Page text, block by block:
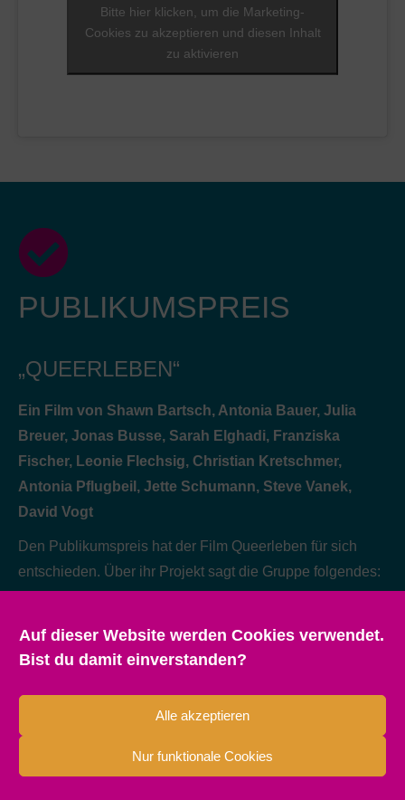
Auf dieser Website werden Cookies verwendet.
Bist du damit einverstanden?
Alle akzeptieren
Nur funktionale Cookies
Bitte hier klicken, um die Marketing-
Cookies zu akzeptieren und diesen Inhalt
zu aktivieren
PUBLIKUMSPREIS
„QUEERLEBEN“
Ein Film von Shawn Bartsch, Antonia Bauer, Julia
Breuer, Jonas Busse, Sarah Elghadi, Franziska
Fischer, Leonie Flechsig, Christian Kretschmer,
Antonia Pflugbeil, Jette Schumann, Steve Vanek,
David Vogt
Den Publikumspreis hat der Film Queerleben für sich
entschieden. Über ihr Projekt sagt die Gruppe folgendes:
denen später einige verfilmt werden sollten. Der Sommer
2021 war unter anderem stark durch die politischen
Geschehnisse in Ungarn geprägt, die sich gegen die
LGBTQIA+ Community richteten. Dadurch entstand auch